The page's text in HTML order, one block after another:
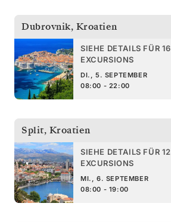
Dubrovnik, Kroatien
SIEHE DETAILS FÜR 16
EXCURSIONS
DI., 5. SEPTEMBER
08:00 - 22:00
Split, Kroatien
SIEHE DETAILS FÜR 12
EXCURSIONS
MI., 6. SEPTEMBER
08:00 - 19:00